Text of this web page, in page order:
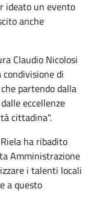
ideato un evento
anche
Claudio Nicolosi
di
partendo dalla
eccellenze
cittadina".
ha ribadito
Amministrazione
i talenti locali
a questo